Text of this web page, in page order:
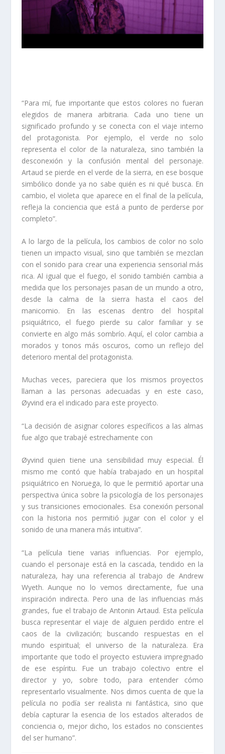
“Para mí, fue importante que estos colores no fueran
elegidos de manera arbitraria. Cada uno tiene un
significado profundo y se conecta con el viaje interno
del protagonista. Por ejemplo, el verde no solo
representa el color de la naturaleza, sino también la
desconexión y la confusión mental del personaje.
Artaud se pierde en el verde de la sierra, en ese bosque
simbólico donde ya no sabe quién es ni qué busca. En
cambio, el violeta que aparece en el final de la película,
refleja la conciencia que está a punto de perderse por
completo”.
A lo largo de la película, los cambios de color no solo
tienen un impacto visual, sino que también se mezclan
con el sonido para crear una experiencia sensorial más
rica. Al igual que el fuego, el sonido también cambia a
medida que los personajes pasan de un mundo a otro,
desde la calma de la sierra hasta el caos del
manicomio. En las escenas dentro del hospital
psiquiátrico, el fuego pierde su calor familiar y se
convierte en algo más sombrío. Aquí, el color cambia a
morados y tonos más oscuros, como un reflejo del
deterioro mental del protagonista.
Muchas veces, pareciera que los mismos proyectos
llaman a las personas adecuadas y en este caso,
Øyvind era el indicado para este proyecto.
“La decisión de asignar colores específicos a las almas
fue algo que trabajé estrechamente con
Øyvind quien tiene una sensibilidad muy especial. Él
mismo me contó que había trabajado en un hospital
psiquiátrico en Noruega, lo que le permitió aportar una
perspectiva única sobre la psicología de los personajes
y sus transiciones emocionales. Esa conexión personal
con la historia nos permitió jugar con el color y el
sonido de una manera más intuitiva”.
“La película tiene varias influencias. Por ejemplo,
cuando el personaje está en la cascada, tendido en la
naturaleza, hay una referencia al trabajo de Andrew
Wyeth. Aunque no lo vemos directamente, fue una
inspiración indirecta. Pero una de las influencias más
grandes, fue el trabajo de Antonin Artaud. Esta película
busca representar el viaje de alguien perdido entre el
caos de la civilización; buscando respuestas en el
mundo espiritual; el universo de la naturaleza. Era
importante que todo el proyecto estuviera impregnado
de ese espíritu. Fue un trabajo colectivo entre el
director y yo, sobre todo, para entender cómo
representarlo visualmente. Nos dimos cuenta de que la
película no podía ser realista ni fantástica, sino que
debía capturar la esencia de los estados alterados de
conciencia o, mejor dicho, los estados no conscientes
del ser humano”.